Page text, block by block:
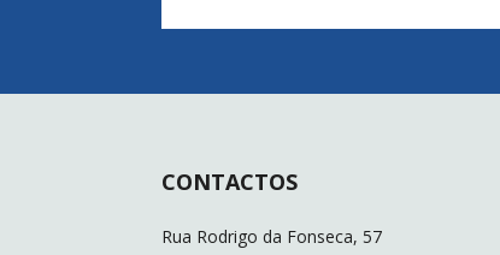
CONTACTOS
Rua Rodrigo da Fonseca, 57